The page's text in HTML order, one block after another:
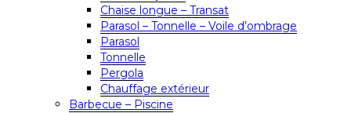
Chaise longue – Transat
Parasol – Tonnelle – Voile d’ombrage
Parasol
Tonnelle
Pergola
Chauffage extérieur
Barbecue – Piscine